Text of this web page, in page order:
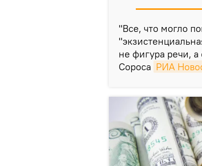
"Все, что могло
не фигура речи, а
Сороса РИА